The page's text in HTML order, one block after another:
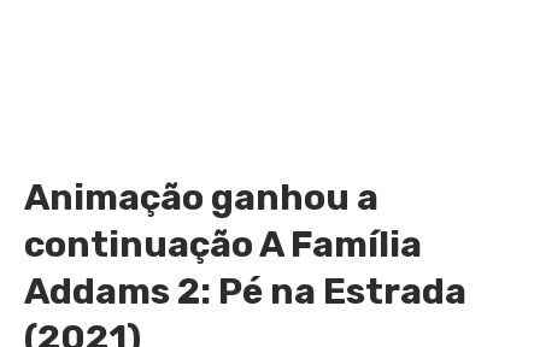
Animação ganhou a
continuação A Família
Addams 2: Pé na Estrada
(2021)